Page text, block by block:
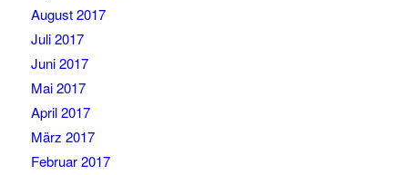
August 2017
Juli 2017
Juni 2017
Mai 2017
April 2017
März 2017
Februar 2017